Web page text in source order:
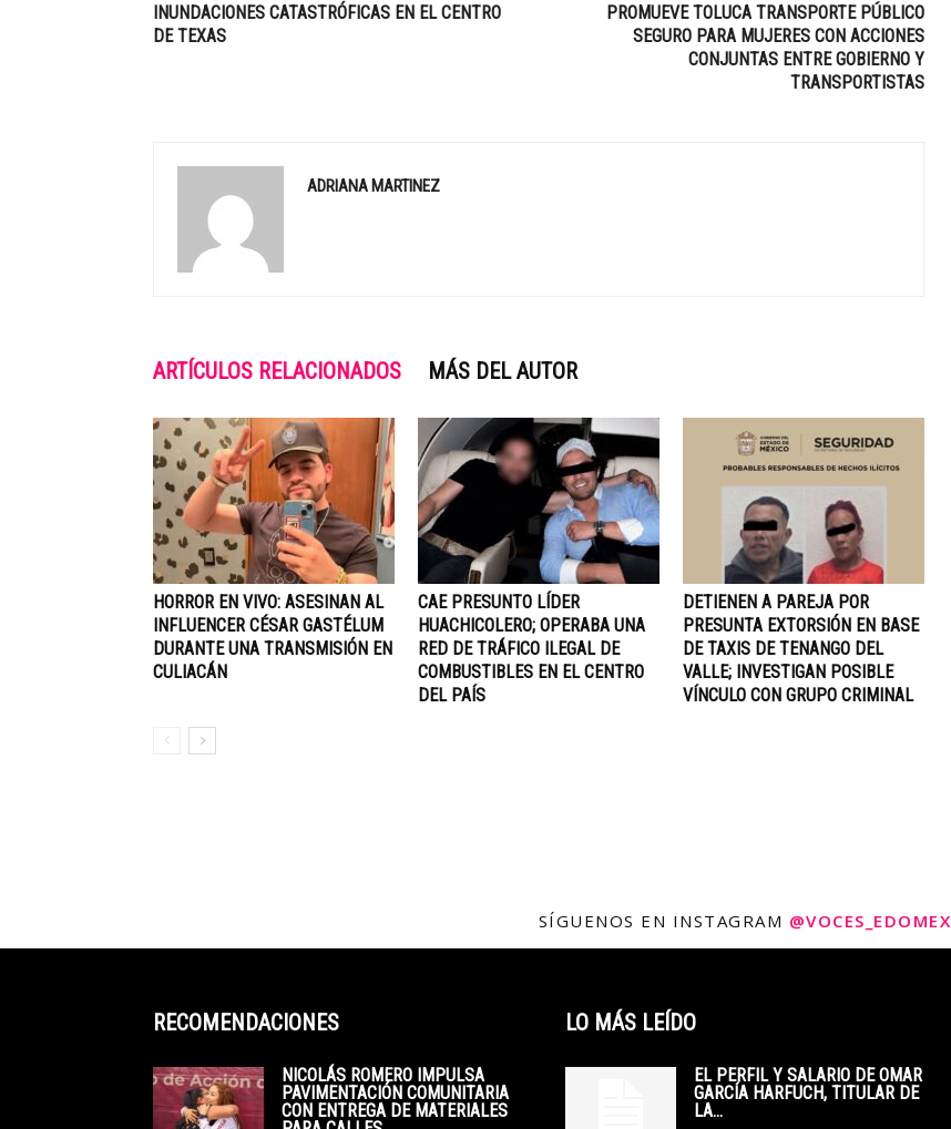
INUNDACIONES CATASTRÓFICAS EN EL CENTRO
DE TEXAS
PROMUEVE TOLUCA TRANSPORTE PÚBLICO
SEGURO PARA MUJERES CON ACCIONES
CONJUNTAS ENTRE GOBIERNO Y
TRANSPORTISTAS
ADRIANA MARTINEZ
ARTÍCULOS RELACIONADOS MÁS DEL AUTOR
HORROR EN VIVO: ASESINAN AL
INFLUENCER CÉSAR GASTÉLUM
DURANTE UNA TRANSMISIÓN EN
CULIACÁN
CAE PRESUNTO LÍDER
HUACHICOLERO; OPERABA UNA
RED DE TRÁFICO ILEGAL DE
COMBUSTIBLES EN EL CENTRO
DEL PAÍS
DETIENEN A PAREJA POR
PRESUNTA EXTORSIÓN EN BASE
DE TAXIS DE TENANGO DEL
VALLE; INVESTIGAN POSIBLE
VÍNCULO CON GRUPO CRIMINAL
SÍGUENOS EN INSTAGRAM @VOCES_EDOMEX
RECOMENDACIONES
NICOLÁS ROMERO IMPULSA
PAVIMENTACIÓN COMUNITARIA
CON ENTREGA DE MATERIALES
LO MÁS LEÍDO
EL PERFIL Y SALARIO DE OMAR
GARCÍA HARFUCH, TITULAR DE
LA...